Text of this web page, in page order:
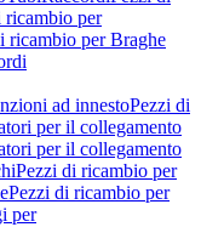
ricambio per
ricambio per Braghe
ad innestoPezzi di
per il collegamento
per il collegamento
Pezzi di ricambio per
Pezzi di ricambio per
per